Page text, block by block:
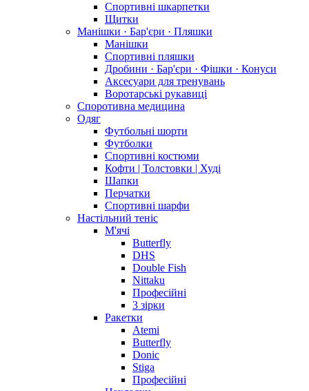
Спортивні шкарпетки
Щитки
Манішки · Бар'єри · Пляшки
Манішки
Спортивні пляшки
Дробини · Бар'єри · Фішки · Конуси
Аксесуари для тренувань
Воротарські рукавиці
Споротивна медицина
Одяг
Футбольні шорти
Футболки
Спортивні костюми
Кофти | Толстовки | Худі
Шапки
Перчатки
Спортивні шарфи
Настільний теніс
М'ячі
Butterfly
DHS
Double Fish
Nittaku
Професійні
3 зірки
Ракетки
Atemi
Butterfly
Donic
Stiga
Професійні